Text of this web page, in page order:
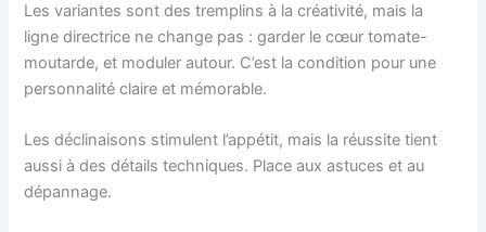
Les variantes sont des tremplins à la créativité, mais la
ligne directrice ne change pas : garder le cœur tomate-
moutarde, et moduler autour. C’est la condition pour une
personnalité claire et mémorable.
Les déclinaisons stimulent l’appétit, mais la réussite tient
aussi à des détails techniques. Place aux astuces et au
dépannage.